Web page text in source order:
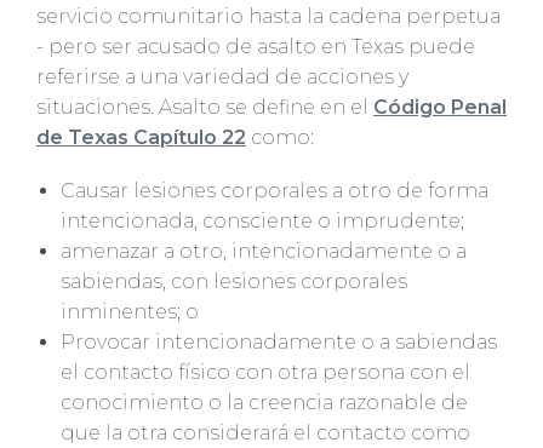
servicio comunitario hasta la cadena perpetua
- pero ser acusado de asalto en Texas puede
referirse a una variedad de acciones y
situaciones. Asalto se define en el Código Penal
de Texas Capítulo 22 como:
Causar lesiones corporales a otro de forma
intencionada, consciente o imprudente;
amenazar a otro, intencionadamente o a
sabiendas, con lesiones corporales
inminentes; o
Provocar intencionadamente o a sabiendas
el contacto físico con otra persona con el
conocimiento o la creencia razonable de
que la otra considerará el contacto como